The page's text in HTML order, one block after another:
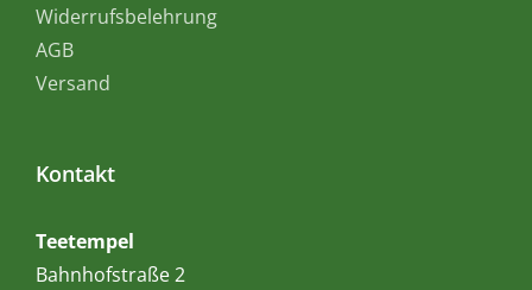
Widerrufsbelehrung
AGB
Versand
Kontakt
Teetempel
Bahnhofstraße 2